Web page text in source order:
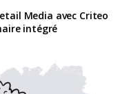
Media avec Criteo
intégré